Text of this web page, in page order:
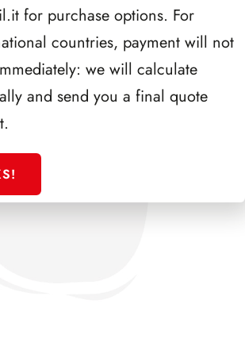
for purchase options. For
countries, payment will not
we will calculate
and send you a final quote